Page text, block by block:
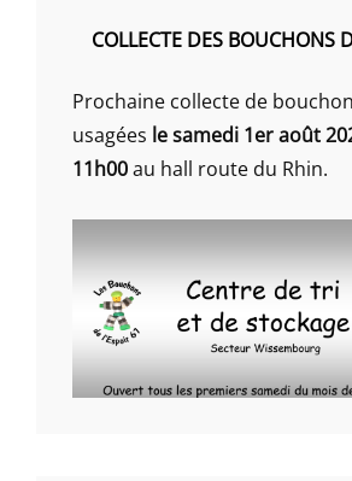
COLLECTE DES BOUCHONS
Prochaine collecte de
usagées le samedi 1er août
11h00au hall route du Rhin.